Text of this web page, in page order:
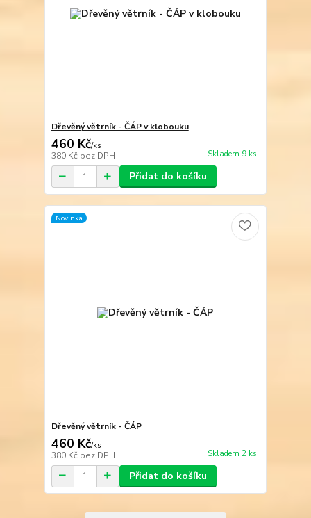
Dřevěný větrník - ČÁP v klobouku
460 Kč/ks
380 Kč bez DPH Skladem 9 ks
Přidat do košíku
Novinka
Dřevěný větrník - ČÁP
460 Kč/ks
380 Kč bez DPH Skladem 2 ks
Přidat do košíku